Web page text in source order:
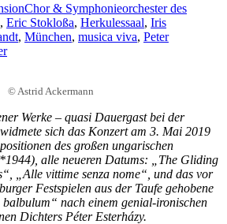
Chor & Symphonieorchester des
, Eric Stokloßa, Herkulessaal, Iris
, München, musica viva, Peter
© Astrid Ackermann
Werke – quasi Dauergast bei der
sich das Konzert am 3. Mai 2019
des großen ungarischen
alle neueren Datums: „The Gliding
„Alle vittime senza nome“, und das vor
Festspielen aus der Taufe gehobene
nach einem genial-ironischen
Dichters Péter Esterházy.